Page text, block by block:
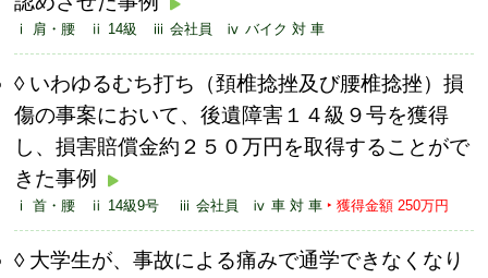
ⅰ 肩・腰 ⅱ 14級 ⅲ 会社員 ⅳ バイク 対 車
いわゆるむち打ち（頚椎捻挫及び腰椎捻挫）損
傷の事案において、後遺障害１４級９号を獲得
し、損害賠償金約２５０万円を取得することがで
きた事例
ⅰ 首・腰 ⅱ 14級9号 ⅲ 会社員 ⅳ 車 対 車‣ 獲得金額 250万円
大学生が、事故による痛みで通学できなくなり